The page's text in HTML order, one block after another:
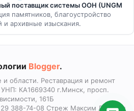
поставщик системы ООН (UNGM
памятников, благоустройство
и архивные изыскания.
Blogger.